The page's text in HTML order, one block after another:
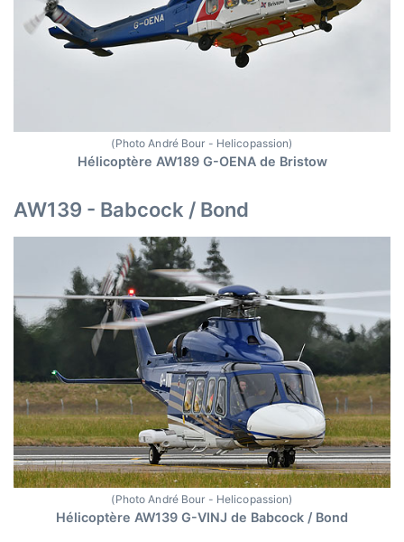
(Photo André Bour - Helicopassion)
Hélicoptère AW189 G-OENA de Bristow
AW139 - Babcock / Bond
(Photo André Bour - Helicopassion)
Hélicoptère AW139 G-VINJ de Babcock / Bond